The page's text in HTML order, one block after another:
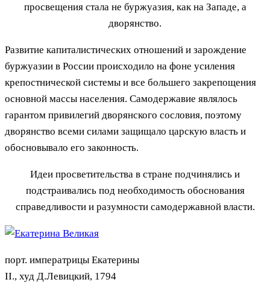
просвещения стала не буржуазия, как на Западе, а
дворянство.
Развитие капиталистических отношений и зарождение
буржуазии в России происходило на фоне усиления
крепостнической системы и все большего закрепощения
основной массы населения. Самодержавие являлось
гарантом привилегий дворянского сословия, поэтому
дворянство всеми силами защищало царскую власть и
обосновывало его законность.
Идеи просветительства в стране подчинялись и
подстраивались под необходимость обоснования
справедливости и разумности самодержавной власти.
порт. императрицы Екатерины
II., худ Д.Левицкий, 1794